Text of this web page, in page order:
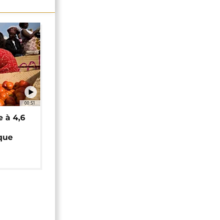
00:51
à 4,6